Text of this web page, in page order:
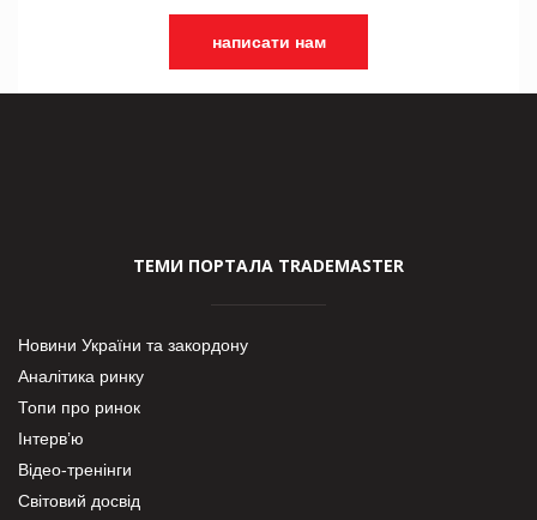
написати нам
ТЕМИ ПОРТАЛА TRADEMASTER
Новини України та закордону
Аналітика ринку
Топи про ринок
Інтерв’ю
Відео-тренінги
Світовий досвід